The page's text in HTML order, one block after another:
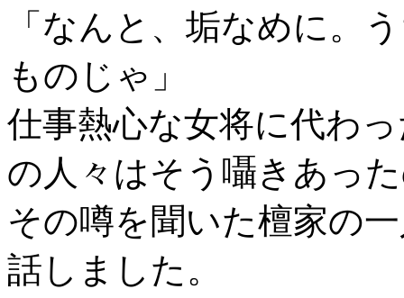
「なんと、垢なめに。
ものじゃ」
仕事熱心な女将に代わ
の人々はそう囁きあっ
その噂を聞いた檀家の
話しました。